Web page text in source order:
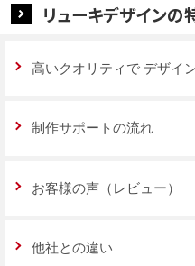
リューキデザインの
高いクオリティで デザイ
制作サポートの流れ
お客様の声（レビュー）
他社との違い